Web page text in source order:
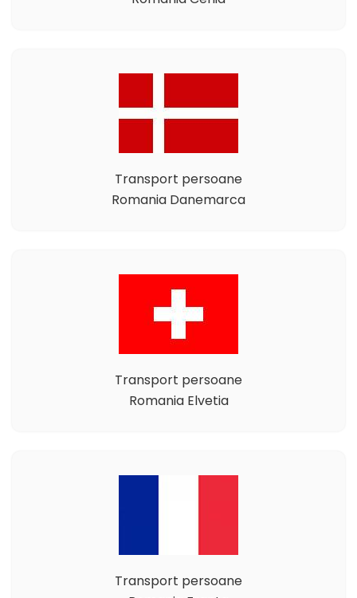
Transport persoane
Romania Danemarca
Transport persoane
Romania Elvetia
Transport persoane